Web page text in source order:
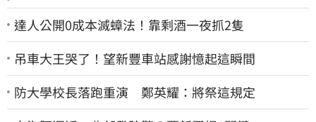
達人公開0成本滅蟑法！靠剩酒一夜抓2隻
吊車大王哭了！望新豐車站感謝憶起這瞬間
防大學校長落跑重演 鄭英耀：將祭這規定